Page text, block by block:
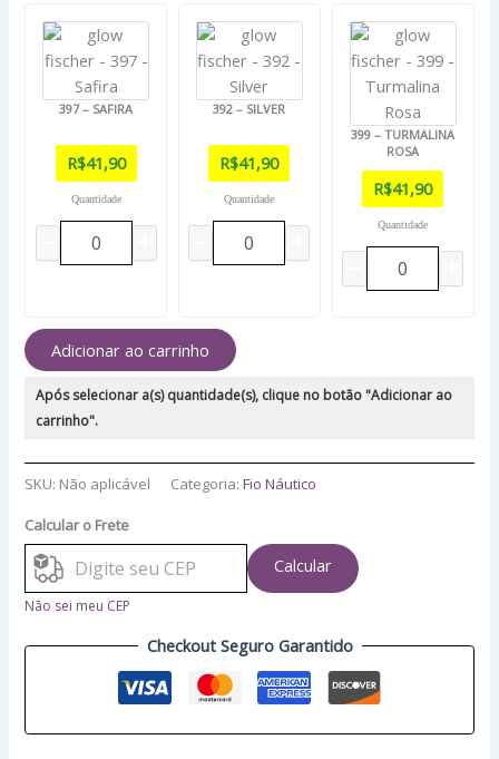
397 – SAFIRA
R$41,90
Quantidade
392 – SILVER
R$41,90
Quantidade
399 – TURMALINA
ROSA
R$41,90
Quantidade
Adicionar ao carrinho
Após selecionar a(s) quantidade(s), clique no botão "Adicionar ao
carrinho".
SKU: Não aplicável Categoria:Fio Náutico
Calcular o Frete
Calcular
Não sei meu CEP
Checkout Seguro Garantido